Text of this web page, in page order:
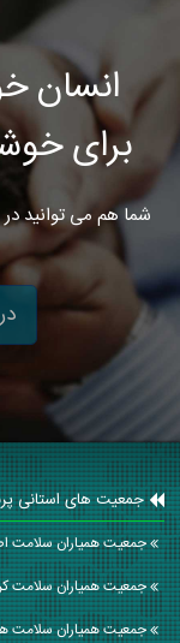
انسان
برای
شما هم می توانید
جمعیت های استانی
جمعیت همیاران سلامت
جمعیت همیاران سلامت
جمعیت همیاران سلامت